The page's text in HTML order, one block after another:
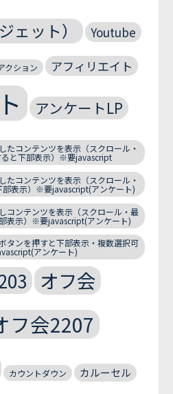
ェット）
Youtube
クション アフィリエイト
アンケートLP
たコンテンツを表示（スクロール・
と下部表示）※要javascript
たコンテンツを表示（スクロール・
部表示）※要javascript(アンケート)
コンテンツを表示（スクロール・最
表示）※要javascript(アンケート)
タンを押すと下部表示・複数選択可
アンケート)
オフ会
フ会2207
カウントダウン カルーセル